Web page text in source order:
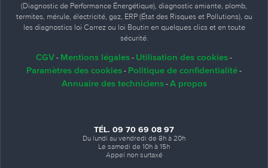
(Diagnostic de Performance Énergétique), diagnostic amiante, plomb,
termites, mérule, électricité, gaz, ERP (État des Risques et Pollutions), ou
les diagnostics loi Carrez ou loi Boutin en quelques clics et en toute
sécurité.
CGV - Mentions légales - Utilisation des cookies -
Paramètres des cookies - Politique de confidentialité -
Annuaire des techniciens- A propos
TÉL. 09 70 69 08 97
Du lundi au vendredi de 8h à 20h
Le samedi de 10h à 15h
Appel non surtaxé